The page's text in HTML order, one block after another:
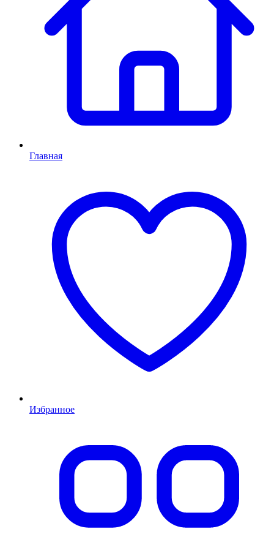
Главная
Избранное